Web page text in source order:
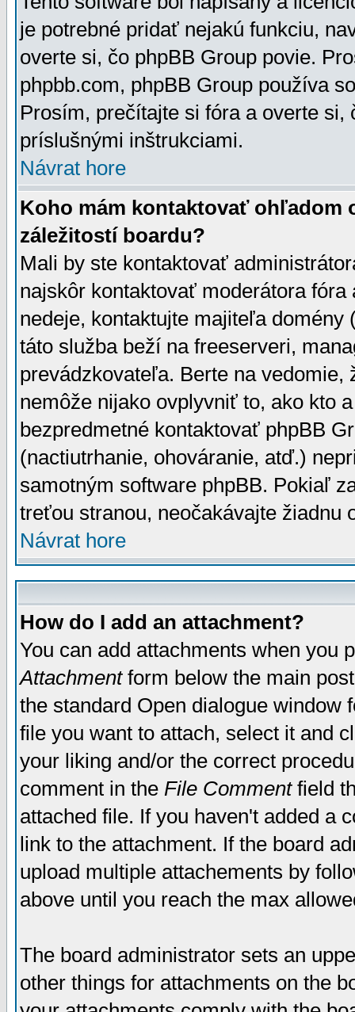
je potrebné pridať nejakú funkciu,
overte si, čo phpBB Group povie.
phpbb.com, phpBB Group používa
Prosím, prečítajte si fóra a overte
príslušnými inštrukciami.
Návrat hore
Koho mám kontaktovať ohľadom
záležitostí boardu?
Mali by ste kontaktovať
najskôr kontaktovať moderátora
nedeje, kontaktujte majiteľa
táto služba beží na freeserveri,
prevádzkovateľa. Berte na vedomie,
nemôže nijako ovplyvniť to, ako kto
bezpredmetné kontaktovať phpBB
(nactiutrhanie, ohováranie, atď.)
samotným software phpBB. Pokiaľ
treťou stranou, neočakávajte žiadnu
Návrat hore
How do I add an attachment?
You can add attachments when you
Attachmentform below the main
the standard Open dialogue window
file you want to attach, select it and
your liking and/or the correct
comment in the File Commentfield
attached file. If you haven't added a
link to the attachment. If the board
upload multiple attachements by
above until you reach the max
The board administrator sets an
other things for attachments on the